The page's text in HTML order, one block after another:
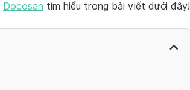
Docosan tìm hiểu trong bài viết dưới đây!